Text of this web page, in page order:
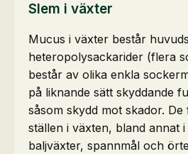
Slem i växter
Mucus i växter består
heteropolysackarider (flera
består av olika enkla
på liknande sätt skyddande
såsom skydd mot skador.
ställen i växten, bland annat
baljväxter, spannmål och